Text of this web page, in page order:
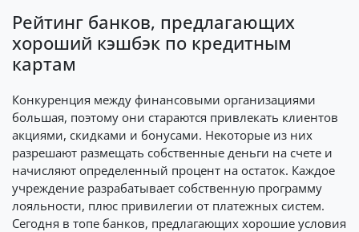
Рейтинг банков, предлагающих
хороший кэшбэк по кредитным
картам
Конкуренция между финансовыми организациями
большая, поэтому они стараются привлекать клиентов
акциями, скидками и бонусами. Некоторые из них
разрешают размещать собственные деньги на счете и
начисляют определенный процент на остаток. Каждое
учреждение разрабатывает собственную программу
лояльности, плюс привилегии от платежных систем.
Сегодня в топе банков, предлагающих хорошие условия